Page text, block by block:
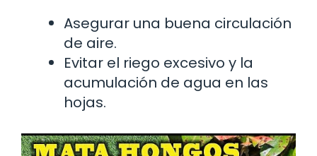
Asegurar una buena circulación
de aire.
Evitar el riego excesivo y la
acumulación de agua en las
hojas.